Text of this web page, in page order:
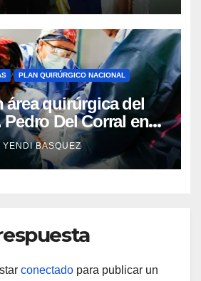
PLAN QUIRÚRGICO NACIONAL
área quirúrgica del
Del Corral en
YENDI BASQUEZ
conectado para publicar un